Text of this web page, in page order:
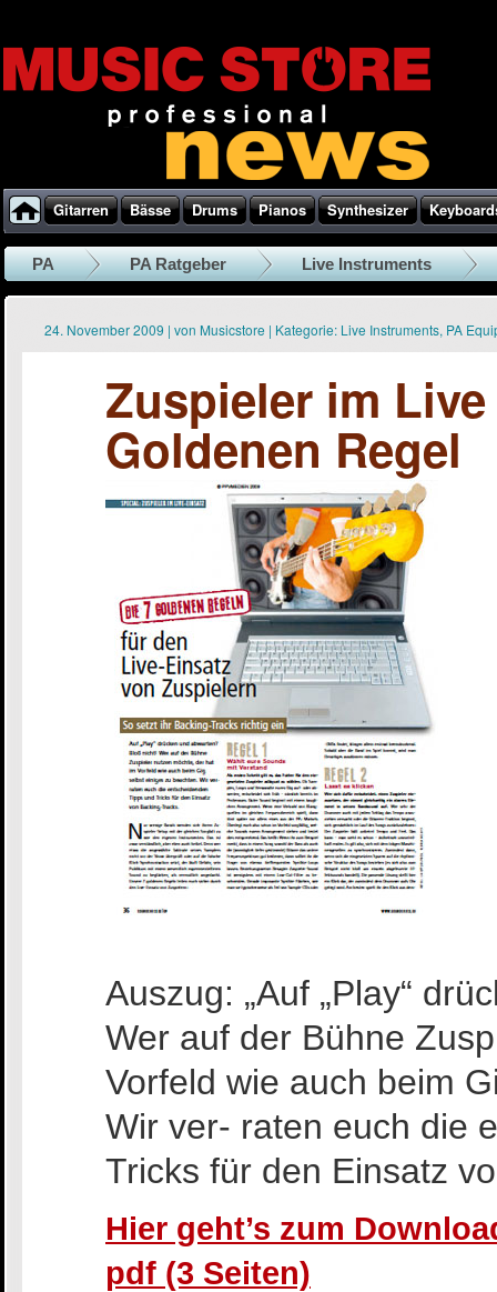
Gitarren Bässe Drums Pianos Synthesizer
PA PA Ratgeber Live Instruments
24. November 2009 | von Musicstore | Kategorie: Live Instruments, PA
Zuspieler im
Goldenen Regel
Auszug: „Auf „Play“
Wer auf der Bühne
Vorfeld wie auch beim
Wir ver- raten euch die
Tricks für den Einsatz
Hier geht’s zum
pdf (3 Seiten)